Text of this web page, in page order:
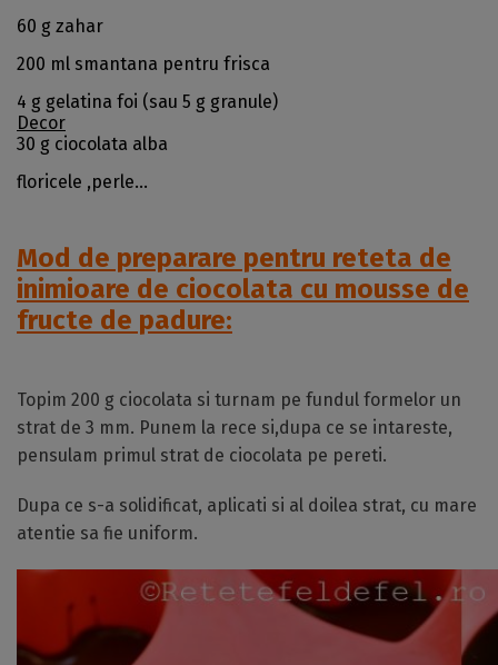
60 g zahar
200 ml smantana pentru frisca
4 g gelatina foi (sau 5 g granule)
Decor
30 g ciocolata alba
floricele ,perle…
Mod de preparare pentru reteta de
inimioare de ciocolata cu mousse de
fructe de padure:
Topim 200 g ciocolata si turnam pe fundul formelor un
strat de 3 mm. Punem la rece si,dupa ce se intareste,
pensulam primul strat de ciocolata pe pereti.
Dupa ce s-a solidificat, aplicati si al doilea strat, cu mare
atentie sa fie uniform.